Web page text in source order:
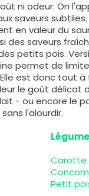
ni odeur. On
saveurs subtiles.
en valeur du
des saveurs
petits pois.
permet de
est donc tout
le goût délicat
- ou encore le
l'alourdir.
Carotte
Petit